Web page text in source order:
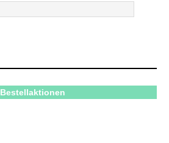
Bestellaktionen